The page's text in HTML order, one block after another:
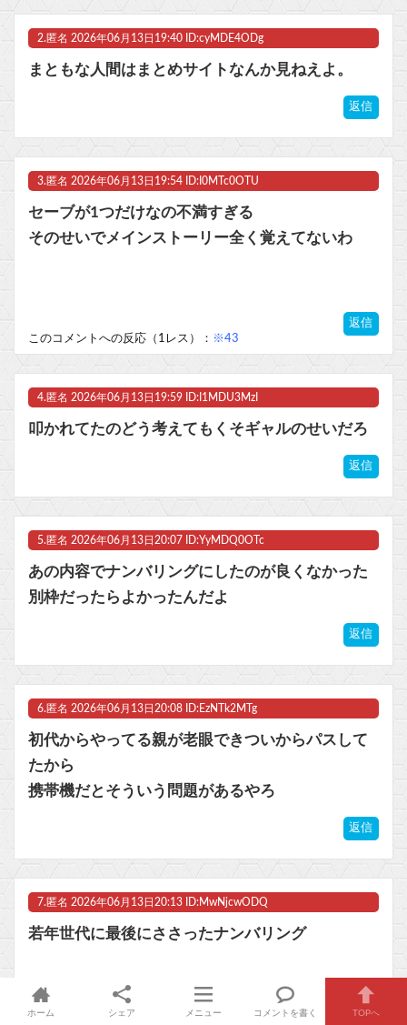
マスク 十兆円を失う‥投資家「アメリカ党？バカかコイツw」
2. 匿名 2026年06月13日19:40 ID:cyMDE4ODg
まともな人間はまとめサイトなんか見ねえよ。
返信
3. 匿名 2026年06月13日19:54 ID:I0MTc0OTU
セーブが1つだけなの不満すぎる
そのせいでメインストーリー全く覚えてないわ
返信
このコメントへの反応（1レス）： ※43
4. 匿名 2026年06月13日19:59 ID:I1MDU3MzI
叩かれてたのどう考えてもくそギャルのせいだろ
返信
5. 匿名 2026年06月13日20:07 ID:YyMDQ0OTc
あの内容でナンバリングにしたのが良くなかった
別枠だったらよかったんだよ
返信
6. 匿名 2026年06月13日20:08 ID:EzNTk2MTg
初代からやってる親が老眼できついからパスして
たから
携帯機だとそういう問題があるやろ
返信
7. 匿名 2026年06月13日20:13 ID:MwNjcwODQ
若年世代に最後にささったナンバリング
返信
ホーム シェア メニュー コメントを書く TOPへ